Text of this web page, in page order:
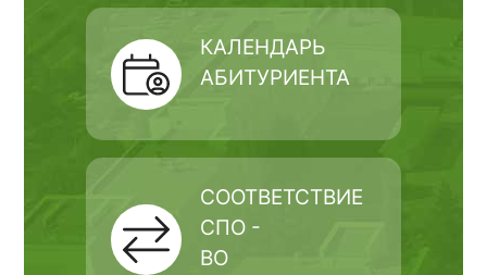
КАЛЕНДАРЬ
АБИТУРИЕНТА
СООТВЕТСТВИЕ
СПО -
ВО